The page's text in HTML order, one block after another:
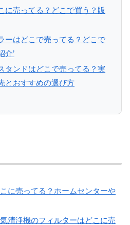
に売ってる？どこで買う？販
ーはどこで売ってる？どこで
介’
タンドはどこで売ってる？実
とおすすめの選び方
に売ってる？ホームセンターや
清浄機のフィルターはどこに売